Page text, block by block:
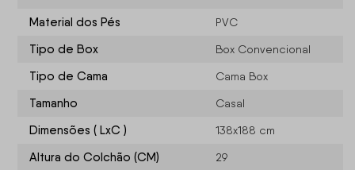
Material dos Pés PVC
Tipo de Box Box Convencional
Tipo de Cama Cama Box
Tamanho Casal
Dimensões ( LxC ) 138x188 cm
Altura do Colchão (CM) 29